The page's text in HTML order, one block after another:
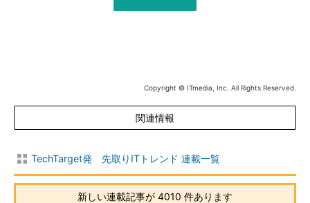
Copyright © ITmedia, Inc. All Rights Reserved.
関連情報
TechTarget発 先取りITトレンド 連載一覧
新しい連載記事が 4010 件あります